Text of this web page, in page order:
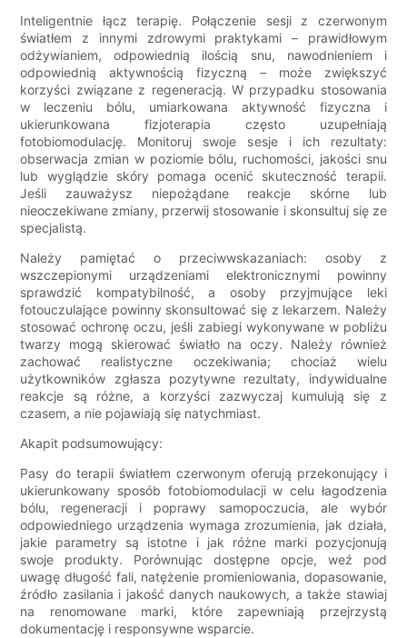
Inteligentnie łącz terapię. Połączenie sesji z czerwonym
światłem z innymi zdrowymi praktykami – prawidłowym
odżywianiem, odpowiednią ilością snu, nawodnieniem i
odpowiednią aktywnością fizyczną – może zwiększyć
korzyści związane z regeneracją. W przypadku stosowania
w leczeniu bólu, umiarkowana aktywność fizyczna i
ukierunkowana fizjoterapia często uzupełniają
fotobiomodulację. Monitoruj swoje sesje i ich rezultaty:
obserwacja zmian w poziomie bólu, ruchomości, jakości snu
lub wyglądzie skóry pomaga ocenić skuteczność terapii.
Jeśli zauważysz niepożądane reakcje skórne lub
nieoczekiwane zmiany, przerwij stosowanie i skonsultuj się ze
specjalistą.
Należy pamiętać o przeciwwskazaniach: osoby z
wszczepionymi urządzeniami elektronicznymi powinny
sprawdzić kompatybilność, a osoby przyjmujące leki
fotouczulające powinny skonsultować się z lekarzem. Należy
stosować ochronę oczu, jeśli zabiegi wykonywane w pobliżu
twarzy mogą skierować światło na oczy. Należy również
zachować realistyczne oczekiwania; chociaż wielu
użytkowników zgłasza pozytywne rezultaty, indywidualne
reakcje są różne, a korzyści zazwyczaj kumulują się z
czasem, a nie pojawiają się natychmiast.
Akapit podsumowujący:
Pasy do terapii światłem czerwonym oferują przekonujący i
ukierunkowany sposób fotobiomodulacji w celu łagodzenia
bólu, regeneracji i poprawy samopoczucia, ale wybór
odpowiedniego urządzenia wymaga zrozumienia, jak działa,
jakie parametry są istotne i jak różne marki pozycjonują
swoje produkty. Porównując dostępne opcje, weź pod
uwagę długość fali, natężenie promieniowania, dopasowanie,
źródło zasilania i jakość danych naukowych, a także stawiaj
na renomowane marki, które zapewniają przejrzystą
dokumentację i responsywne wsparcie.